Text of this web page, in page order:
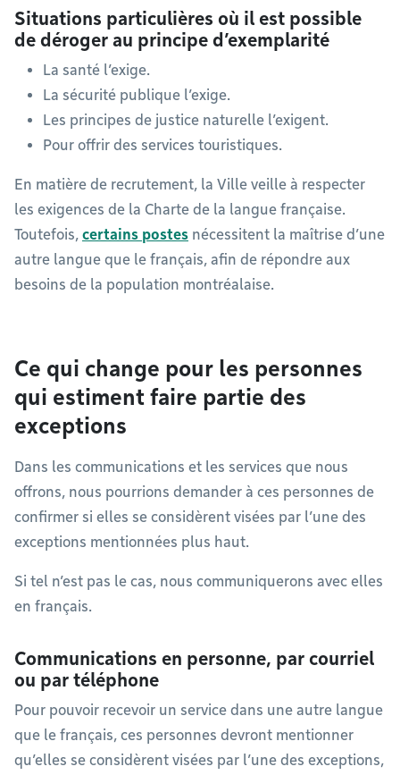
Situations particulières où il est possible
de déroger au principe d’exemplarité
La santé l’exige.
La sécurité publique l’exige.
Les principes de justice naturelle l’exigent.
Pour offrir des services touristiques.
En matière de recrutement, la Ville veille à respecter
les exigences de la Charte de la langue française.
Toutefois, certains postes nécessitent la maîtrise d’une
autre langue que le français, afin de répondre aux
besoins de la population montréalaise.
Ce qui change pour les personnes
qui estiment faire partie des
exceptions
Dans les communications et les services que nous
offrons, nous pourrions demander à ces personnes de
confirmer si elles se considèrent visées par l’une des
exceptions mentionnées plus haut.
Si tel n’est pas le cas, nous communiquerons avec elles
en français.
Communications en personne, par courriel
ou par téléphone
Pour pouvoir recevoir un service dans une autre langue
que le français, ces personnes devront mentionner
qu’elles se considèrent visées par l’une des exceptions,